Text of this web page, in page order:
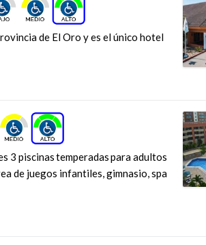
de El Oro y es el único hotel
3 piscinas temperadas para adultos
de juegos infantiles, gimnasio, spa